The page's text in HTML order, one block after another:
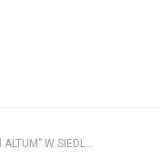
„DUC IN ALTUM” W SIEDLCACH